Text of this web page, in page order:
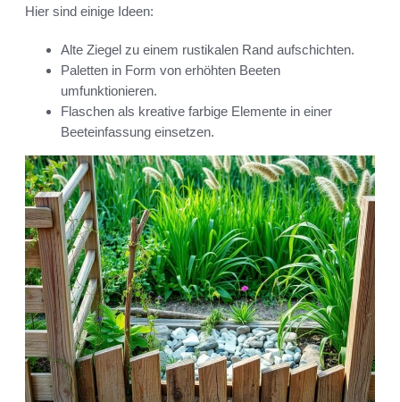
Hier sind einige Ideen:
Alte Ziegel zu einem rustikalen Rand aufschichten.
Paletten in Form von erhöhten Beeten
umfunktionieren.
Flaschen als kreative farbige Elemente in einer
Beeteinfassung einsetzen.